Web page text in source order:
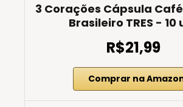
3 Corações Cápsula
Brasileiro TRES - 10
R$21,99
Comprar na